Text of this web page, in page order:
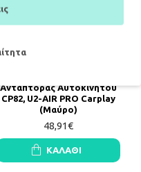
Αντάπτορας Αυτοκινήτου
CP82, U2-AIR PRO Carplay
(Μαύρο)
48,91€
ΚΑΛΆΘΙ